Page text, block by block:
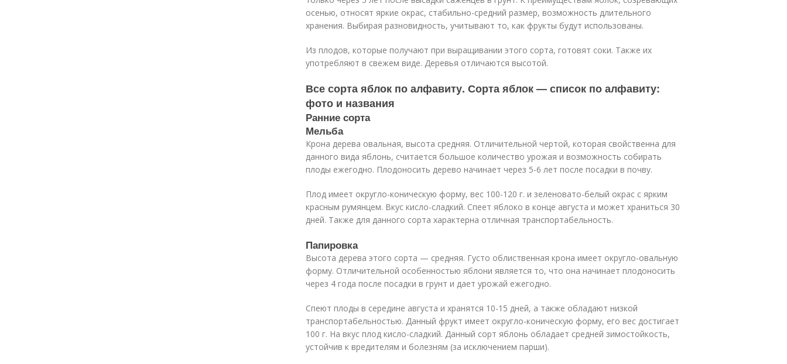
осенью, относят яркие окрас, стабильно-средний размер, возможность длительного
хранения. Выбирая разновидность, учитывают то, как фрукты будут использованы.
Из плодов, которые получают при выращивании этого сорта, готовят соки. Также их
употребляют в свежем виде. Деревья отличаются высотой.
Все сорта яблок по алфавиту. Сорта яблок — список по алфавиту:
фото и названия
Ранние сорта
Мельба
Крона дерева овальная, высота средняя. Отличительной чертой, которая свойственна для
данного вида яблонь, считается большое количество урожая и возможность собирать
плоды ежегодно. Плодоносить дерево начинает через 5-6 лет после посадки в почву.
Плод имеет округло-коническую форму, вес 100-120 г. и зеленовато-белый окрас с ярким
красным румянцем. Вкус кисло-сладкий. Спеет яблоко в конце августа и может храниться 30
дней. Также для данного сорта характерна отличная транспортабельность.
Папировка
Высота дерева этого сорта — средняя. Густо облиственная крона имеет округло-овальную
форму. Отличительной особенностью яблони является то, что она начинает плодоносить
через 4 года после посадки в грунт и дает урожай ежегодно.
Спеют плоды в середине августа и хранятся 10-15 дней, а также обладают низкой
транспортабельностью. Данный фрукт имеет округло-коническую форму, его вес достигает
100 г. На вкус плод кисло-сладкий. Данный сорт яблонь обладает средней зимостойкость,
устойчив к вредителям и болезням (за исключением парши).